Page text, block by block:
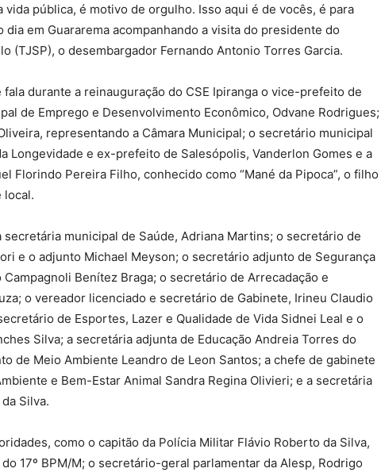
pública, é motivo de orgulho. Isso aqui é de vocês, é para
dia em Guararema acompanhando a visita do presidente do
(TJSP), o desembargador Fernando Antonio Torres Garcia.
durante a reinauguração do CSE Ipiranga o vice-prefeito de
de Emprego e Desenvolvimento Econômico, Odvane Rodrigues;
representando a Câmara Municipal; o secretário municipal
Longevidade e ex-prefeito de Salesópolis, Vanderlon Gomes e a
Florindo Pereira Filho, conhecido como “Mané da Pipoca”, o filho
local.
municipal de Saúde, Adriana Martins; o secretário de
e o adjunto Michael Meyson; o secretário adjunto de Segurança
Benítez Braga; o secretário de Arrecadação e
o vereador licenciado e secretário de Gabinete, Irineu Claudio
de Esportes, Lazer e Qualidade de Vida Sidnei Leal e o
Silva; a secretária adjunta de Educação Andreia Torres do
de Meio Ambiente Leandro de Leon Santos; a chefe de gabinete
e Bem-Estar Animal Sandra Regina Olivieri; e a secretária
Silva.
como o capitão da Polícia Militar Flávio Roberto da Silva,
17º BPM/M; o secretário-geral parlamentar da Alesp, Rodrigo